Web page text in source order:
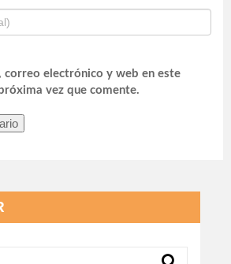
correo electrónico y web en este
vez que comente.